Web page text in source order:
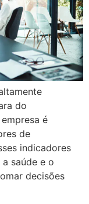
do
é
de
indicadores
saúde e o
decisões